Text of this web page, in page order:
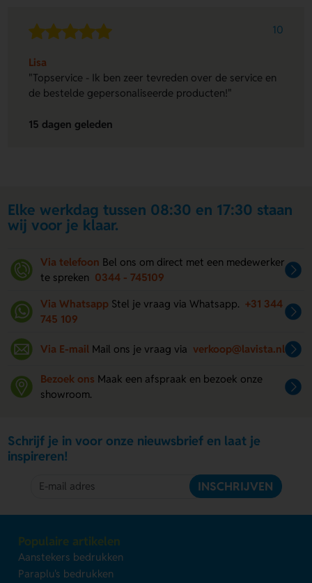
10
Lisa
"Topservice - Ik ben zeer tevreden over de service en
de bestelde gepersonaliseerde producten!"
15 dagen geleden
Elke werkdag tussen 08:30 en 17:30 staan
wij voor je klaar.
Via telefoon Bel ons om direct met een medewerker
te spreken 0344 - 745109
Via Whatsapp Stel je vraag via Whatsapp. +31 344
745 109
Via E-mail Mail ons je vraag via verkoop@lavista.nl
Bezoek ons Maak een afspraak en bezoek onze
showroom.
Schrijf je in voor onze nieuwsbrief en laat je
inspireren!
INSCHRIJVEN
Populaire artikelen
Aanstekers bedrukken
Paraplu's bedrukken